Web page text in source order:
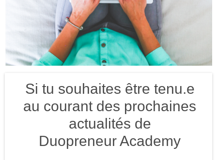
Si tu souhaites être tenu.e
au courant des prochaines
actualités de
Duopreneur Academy